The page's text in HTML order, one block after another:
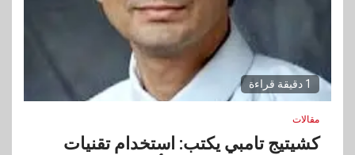
1 دقيقة قراءة
مقالات
كشيتيج تامبي يكتب: استخدام تقنيات